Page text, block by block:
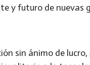
y futuro de nuevas
sin ánimo de